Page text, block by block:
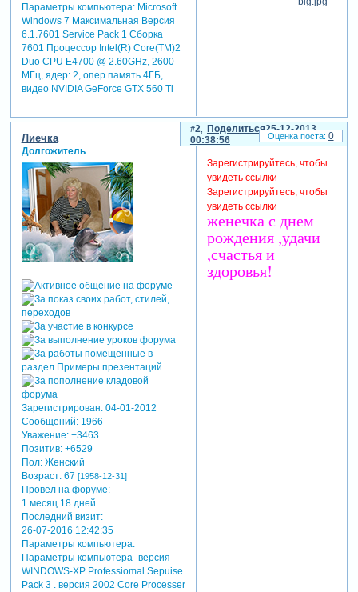
Параметры компьютера:Microsoft
Windows 7 Максимальная Версия
6.1.7601 Service Pack 1 Сборка
7601 Процессор Intel(R) Core(TM)2
Duo CPU E4700 @ 2.60GHz, 2600
МГц, ядер: 2, опер.память 4ГБ,
видео NVIDIA GeForce GTX 560 Ti
Поделиться
2
25-12-2013
00:38:56
Лиечка
Долгожитель
Зарегистрирован: 04-01-2012
Сообщений:1966
Уважение: +3463
Позитив: +6529
Пол:Женский
Возраст:67 [1958-12-31]
Провел на форуме:
1 месяц 18 дней
Последний визит:
26-07-2016 12:42:35
Параметры компьютера:
Параметры компьютера -версия
WINDOWS-XP Professiomal Sepuise
Pack 3 . версия 2002 Core Processer
Зарегистрируйтесь, чтобы
увидеть ссылки
Зарегистрируйтесь, чтобы
увидеть ссылки
женечка с днем
рождения ,удачи
,счастья и
здоровья!
0